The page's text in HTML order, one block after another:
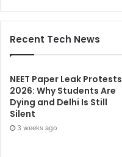
Recent Tech News
NEET Paper Leak Protests
2026: Why Students Are
Dying and Delhi Is Still
Silent
3 weeks ago